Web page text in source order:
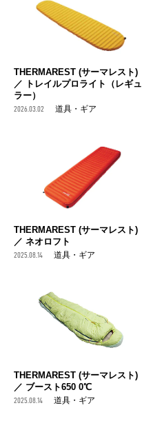
THERMAREST (サーマレスト)
／ トレイルプロライト（レギュ
ラー）
2026.03.02 道具・ギア
THERMAREST (サーマレスト)
／ ネオロフト
2025.08.14 道具・ギア
THERMAREST (サーマレスト)
／ ブースト650 0℃
2025.08.14 道具・ギア